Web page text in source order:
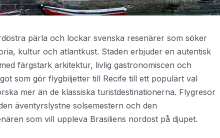
pärla och lockar svenska resenärer som söker
kultur och atlantkust. Staden erbjuder en autentisk
färgstark arkitektur, livlig gastronomiscen och
som gör flygbiljetter till Recife till ett populärt val
mer än de klassiska turistdestinationerna. Flygresor
äventyrslystne solsemestern och den
som vill uppleva Brasiliens nordost på djupet.